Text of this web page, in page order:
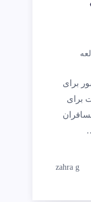
برای
برای
zahra g